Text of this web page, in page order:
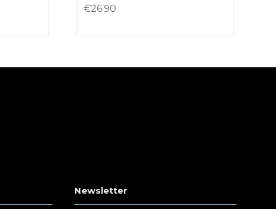
€26.90
Newsletter